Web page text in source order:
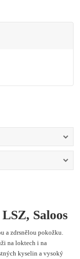
Saloos
a zdrsnělou pokožku.
na loktech i na
kyselin a vysoký